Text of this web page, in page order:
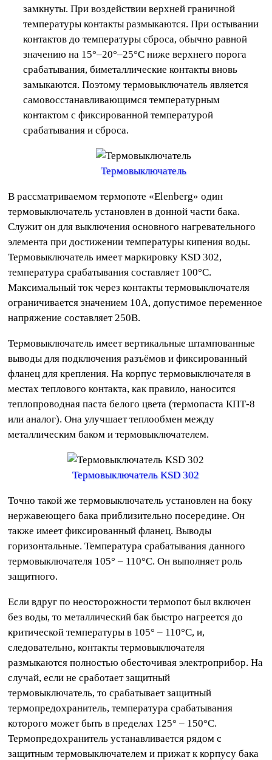
замкнуты. При воздействии верхней граничной
температуры контакты размыкаются. При остывании
контактов до температуры сброса, обычно равной
значению на 15°–20°–25°C ниже верхнего порога
срабатывания, биметаллические контакты вновь
замыкаются. Поэтому термовыключатель является
самовосстанавливающимся температурным
контактом с фиксированной температурой
срабатывания и сброса.
Термовыключатель
В рассматриваемом термопоте «Elenberg» один
термовыключатель установлен в донной части бака.
Служит он для выключения основного нагревательного
элемента при достижении температуры кипения воды.
Термовыключатель имеет маркировку KSD 302,
температура срабатывания составляет 100°C.
Максимальный ток через контакты термовыключателя
ограничивается значением 10А, допустимое переменное
напряжение составляет 250В.
Термовыключатель имеет вертикальные штампованные
выводы для подключения разъёмов и фиксированный
фланец для крепления. На корпус термовыключателя в
местах теплового контакта, как правило, наносится
теплопроводная паста белого цвета (термопаста КПТ-8
или аналог). Она улучшает теплообмен между
металлическим баком и термовыключателем.
Термовыключатель KSD 302
Точно такой же термовыключатель установлен на боку
нержавеющего бака приблизительно посередине. Он
также имеет фиксированный фланец. Выводы
горизонтальные. Температура срабатывания данного
термовыключателя 105° – 110°C. Он выполняет роль
защитного.
Если вдруг по неосторожности термопот был включен
без воды, то металлический бак быстро нагреется до
критической температуры в 105° – 110°C, и,
следовательно, контакты термовыключателя
размыкаются полностью обесточивая электроприбор. На
случай, если не сработает защитный
термовыключатель, то срабатывает защитный
термопредохранитель, температура срабатывания
которого может быть в пределах 125° – 150°C.
Термопредохранитель устанавливается рядом с
защитным термовыключателем и прижат к корпусу бака